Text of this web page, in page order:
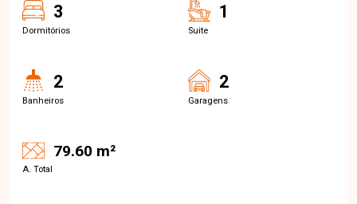
3
Dormitórios
1
Suite
2
Banheiros
2
Garagens
79.60 m²
A. Total